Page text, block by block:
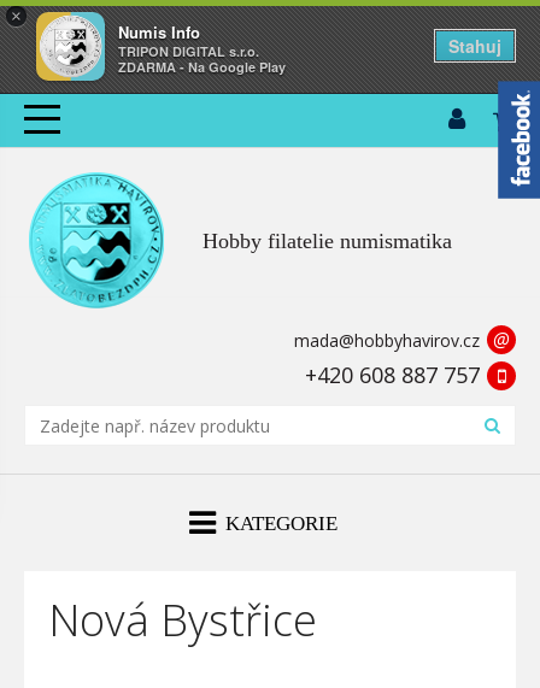
×
Numis Info
TRIPON DIGITAL s.r.o.
ZDARMA - Na Google Play
Stahuj
Hobby filatelie numismatika
mada@hobbyhavirov.cz @
+420 608 887 757
KATEGORIE
Nová Bystřice